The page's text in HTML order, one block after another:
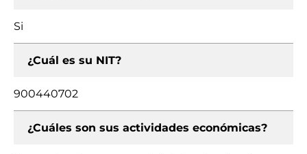
Si
¿Cuál es su NIT?
900440702
¿Cuáles son sus actividades económicas?